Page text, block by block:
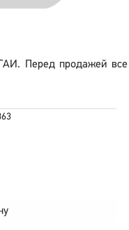
Перед продажей все